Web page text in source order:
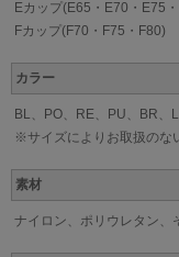
Eカップ(E65・E70・E75
Fカップ(F70・F75・F80)
カラー
BL、PO、RE、PU、BR、
※サイズによりお取扱のな
素材
ナイロン、ポリウレタン、